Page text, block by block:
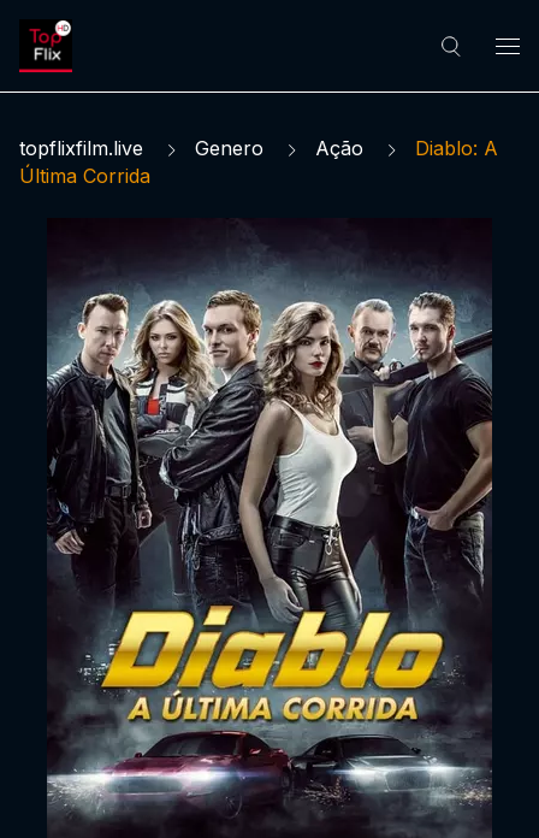
topflixfilm.live Genero Ação
Diablo: A
Última Corrida